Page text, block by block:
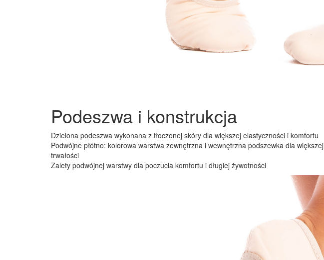
Podeszwa i konstrukcja
Dzielona podeszwa wykonana z tłoczonej skóry dla większej elastyczności i komfortu
Podwójne płótno: kolorowa warstwa zewnętrzna i wewnętrzna podszewka dla większej
trwałości
Zalety podwójnej warstwy dla poczucia komfortu i długiej żywotności